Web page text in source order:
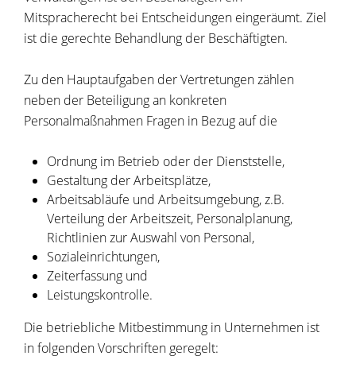
Mitspracherecht bei Entscheidungen eingeräumt. Ziel
ist die gerechte Behandlung der Beschäftigten.
Zu den Hauptaufgaben der Vertretungen zählen
neben der Beteiligung an konkreten
Personalmaßnahmen Fragen in Bezug auf die
Ordnung im Betrieb oder der Dienststelle,
Gestaltung der Arbeitsplätze,
Arbeitsabläufe und Arbeitsumgebung, z.B.
Verteilung der Arbeitszeit, Personalplanung,
Richtlinien zur Auswahl von Personal,
Sozialeinrichtungen,
Zeiterfassung und
Leistungskontrolle.
Die betriebliche Mitbestimmung in Unternehmen ist
in folgenden Vorschriften geregelt: